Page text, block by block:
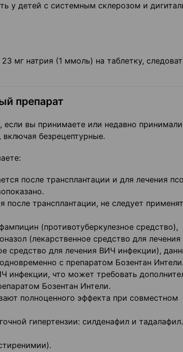
у детей с системным склерозом и
мг натрия (1 ммоль) на таблетку,
препарат
вы принимаете или недавно
безрецептурные.
после трансплантации и для лечения
трансплантации, не следует
(противотуберкулезное средство),
(лекарственное средство для лечения
средство для лечения ВИЧ инфекции),
с препаратом Бозентан Интели.
инфекции, что может требовать
Бозентан Интели.
полноценного эффекта при совместном
гипертензии: силденафил и тадалафил.